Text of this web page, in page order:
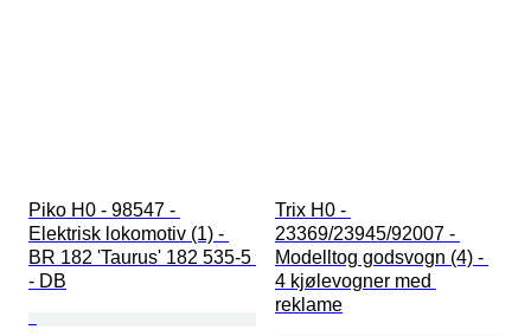
Piko H0 - 98547 -
Elektrisk lokomotiv (1) -
BR 182 'Taurus' 182 535-5
- DB
Trix H0 -
23369/23945/92007 -
Modelltog godsvogn (4) -
4 kjølevogner med
reklame